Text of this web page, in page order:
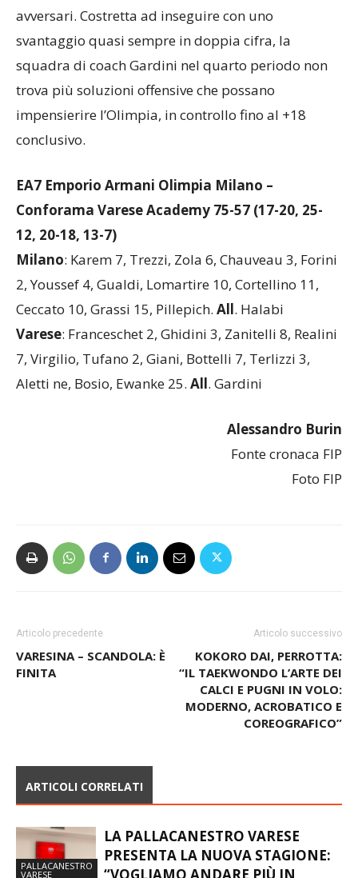
avversari. Costretta ad inseguire con uno
svantaggio quasi sempre in doppia cifra, la
squadra di coach Gardini nel quarto periodo non
trova più soluzioni offensive che possano
impensierire l’Olimpia, in controllo fino al +18
conclusivo.
EA7 Emporio Armani Olimpia Milano –
Conforama Varese Academy 75-57 (17-20, 25-
12, 20-18, 13-7)
Milano: Karem 7, Trezzi, Zola 6, Chauveau 3, Forini
2, Youssef 4, Gualdi, Lomartire 10, Cortellino 11,
Ceccato 10, Grassi 15, Pillepich. All. Halabi
Varese: Franceschet 2, Ghidini 3, Zanitelli 8, Realini
7, Virgilio, Tufano 2, Giani, Bottelli 7, Terlizzi 3,
Aletti ne, Bosio, Ewanke 25. All. Gardini
Alessandro Burin
Fonte cronaca FIP
Foto FIP
Articolo precedente
VARESINA – SCANDOLA: È
FINITA
Articolo successivo
KOKORO DAI, PERROTTA:
“IL TAEKWONDO L’ARTE DEI
CALCI E PUGNI IN VOLO:
MODERNO, ACROBATICO E
COREOGRAFICO”
ARTICOLI CORRELATI
PALLACANESTRO
VARESE
LA PALLACANESTRO VARESE
PRESENTA LA NUOVA STAGIONE:
“VOGLIAMO ANDARE PIÙ IN